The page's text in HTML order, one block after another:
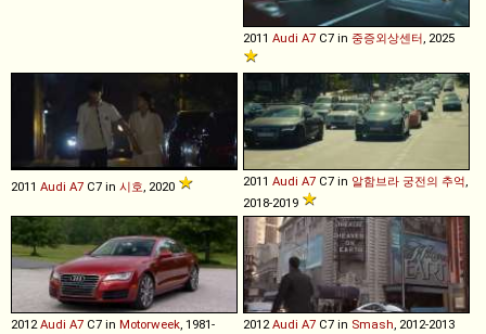
2011 Audi A7 C7 in 중증외상센터, 2025
2011 Audi A7 C7 in 시호, 2020 2011 Audi A7 C7 in 알함브라 궁전의 추억,
2018-2019
2012Audi A7 C7 in Motorweek, 1981-
2012Audi A7 C7 in Smash, 2012-2013